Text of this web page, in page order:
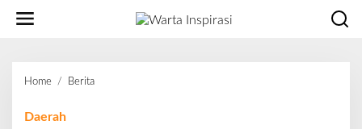
Home / Berita
Daerah